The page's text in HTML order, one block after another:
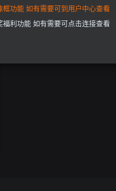
框功能 如有需要可到用户中心查看
福利功能 如有需要可点击连接查看